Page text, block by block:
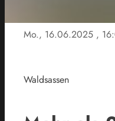
Mo., 16.06.2025 ,
Waldsassen